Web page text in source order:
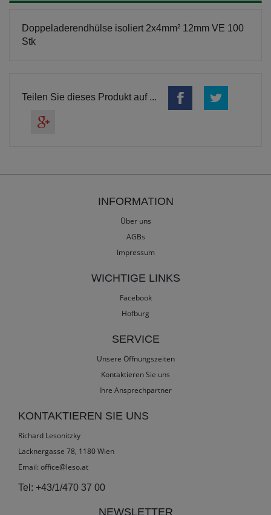
Doppeladerendhülse isoliert 2x4mm² 12mm VE 100
Stk
Teilen Sie dieses Produkt auf ...
INFORMATION
Über uns
AGBs
Impressum
WICHTIGE LINKS
Facebook
Hofburg
SERVICE
Unsere Öffnungszeiten
Kontaktieren Sie uns
Ihre Ansprechpartner
KONTAKTIEREN SIE UNS
Richard Lesonitzky
Lacknergasse 78, 1180 Wien
Email: office@leso.at
Tel: +43/1/470 37 00
NEWSLETTER